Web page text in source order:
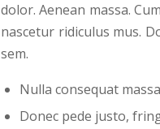
dolor. Aenean massa.
nascetur ridiculus mus.
sem.
Nulla consequat
Donec pede justo,